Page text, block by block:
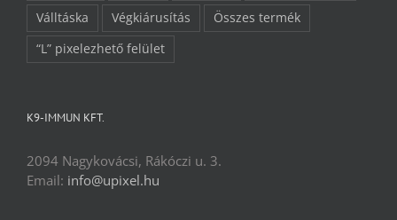
Válltáska
Végkiárusítás
Összes termék
“L” pixelezhető felület
K9-IMMUN KFT.
2094 Nagykovácsi, Rákóczi u. 3.
Email: info@upixel.hu